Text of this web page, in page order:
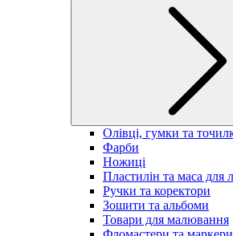
Олівці, гумки та
Фарби
Ножиці
Пластилін та маса для
Ручки та коректори
Зошити та альбоми
Товари для малювання